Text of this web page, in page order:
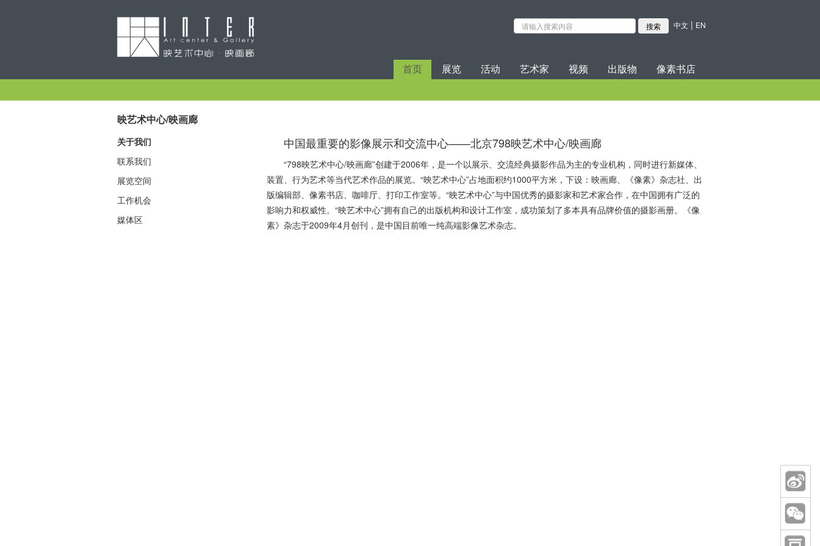
中文 | EN
首页 展览 活动 艺术家 视频 出版物 像素书店
映艺术中心/映画廊
关于我们
联系我们
展览空间
工作机会
媒体区
中国最重要的影像展示和交流中心——北京798映艺术中心/映画廊
“798映艺术中心/映画廊”创建于2006年，是一个以展示、交流经典摄影作品为主的专业机构，同时进行新媒体、
装置、行为艺术等当代艺术作品的展览。“映艺术中心”占地面积约1000平方米，下设：映画廊、《像素》杂志社、出
版编辑部、像素书店、咖啡厅、打印工作室等。“映艺术中心”与中国优秀的摄影家和艺术家合作，在中国拥有广泛的
影响力和权威性。“映艺术中心”拥有自己的出版机构和设计工作室，成功策划了多本具有品牌价值的摄影画册。《像
素》杂志于2009年4月创刊，是中国目前唯一纯高端影像艺术杂志。